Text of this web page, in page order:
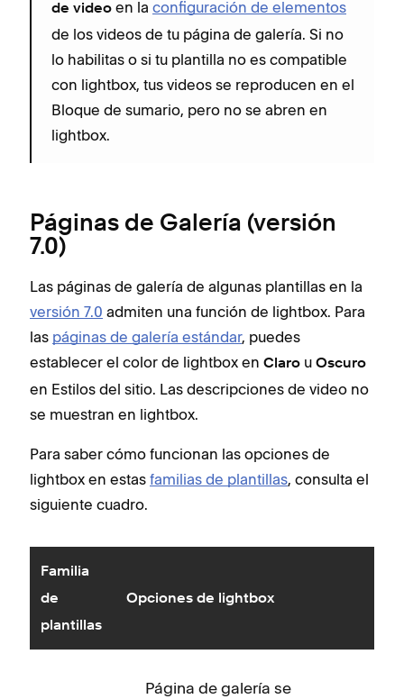
de video en la configuración de elementos
de los videos de tu página de galería. Si no
lo habilitas o si tu plantilla no es compatible
con lightbox, tus videos se reproducen en el
Bloque de sumario, pero no se abren en
lightbox.
Páginas de Galería (versión
7.0)
Las páginas de galería de algunas plantillas en la
versión 7.0 admiten una función de lightbox. Para
las páginas de galería estándar, puedes
establecer el color de lightbox en Claro u Oscuro
en Estilos del sitio. Las descripciones de video no
se muestran en lightbox.
Para saber cómo funcionan las opciones de
lightbox en estas familias de plantillas, consulta el
siguiente cuadro.
Familia
de
plantillas
Opciones de lightbox
Página de galería se